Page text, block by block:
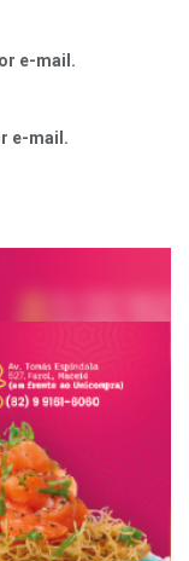
e-mail.
e-mail.